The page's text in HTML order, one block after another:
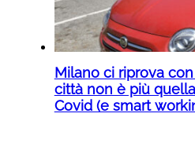
Milano ci riprova
città non è più
Covid (e smart